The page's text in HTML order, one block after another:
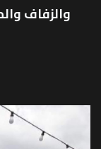
والزفاف